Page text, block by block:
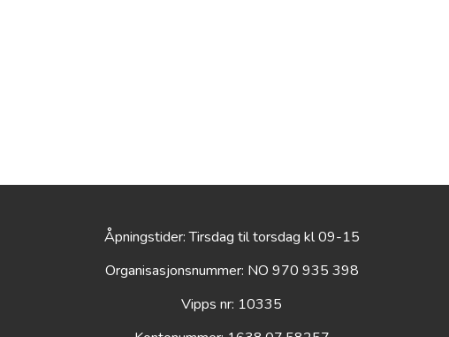
Åpningstider: Tirsdag til torsdag kl 09-15
Organisasjonsnummer: NO 970 935 398
Vipps nr: 10335